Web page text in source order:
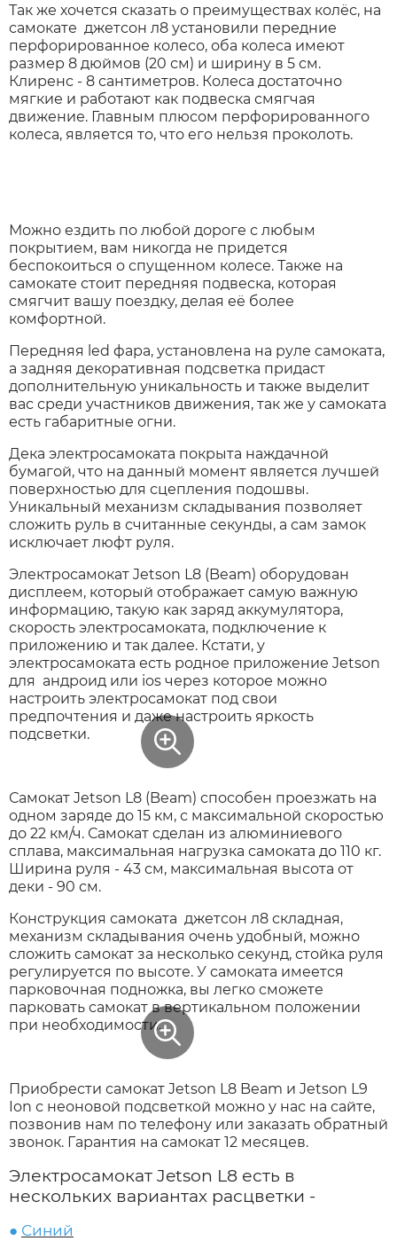
Так же хочется сказать о преимуществах колёс, на
самокате джетсон л8 установили передние
перфорированное колесо, оба колеса имеют
размер 8 дюймов (20 см) и ширину в 5 см.
Клиренс - 8 сантиметров. Колеса достаточно
мягкие и работают как подвеска смягчая
движение. Главным плюсом перфорированного
колеса, является то, что его нельзя проколоть.
Можно ездить по любой дороге с любым
покрытием, вам никогда не придется
беспокоиться о спущенном колесе. Также на
самокате стоит передняя подвеска, которая
смягчит вашу поездку, делая её более
комфортной.
Передняя led фара, установлена на руле самоката,
а задняя декоративная подсветка придаст
дополнительную уникальность и также выделит
вас среди участников движения, так же у самоката
есть габаритные огни.
Дека электросамоката покрыта наждачной
бумагой, что на данный момент является лучшей
поверхностью для сцепления подошвы.
Уникальный механизм складывания позволяет
сложить руль в считанные секунды, а сам замок
исключает люфт руля.
Электросамокат Jetson L8 (Beam) оборудован
дисплеем, который отображает самую важную
информацию, такую как заряд аккумулятора,
скорость электросамоката, подключение к
приложению и так далее. Кстати, у
электросамоката есть родное приложение Jetson
для андроид или ios через которое можно
настроить электросамокат под свои
предпочтения и даже настроить яркость
подсветки.
Самокат Jetson L8 (Beam) способен проезжать на
одном заряде до 15 км, с максимальной скоростью
до 22 км/ч. Самокат сделан из алюминиевого
сплава, максимальная нагрузка самоката до 110 кг.
Ширина руля - 43 см, максимальная высота от
деки - 90 см.
Конструкция самоката джетсон л8 складная,
механизм складывания очень удобный, можно
сложить самокат за несколько секунд, стойка руля
регулируется по высоте. У самоката имеется
парковочная подножка, вы легко сможете
парковать самокат в вертикальном положении
при необходимости.
Приобрести самокат Jetson L8 Beam и Jetson L9
Ion с неоновой подсветкой можно у нас на сайте,
позвонив нам по телефону или заказать обратный
звонок. Гарантия на самокат 12 месяцев.
Электросамокат Jetson L8 есть в
нескольких вариантах расцветки -
● Синий